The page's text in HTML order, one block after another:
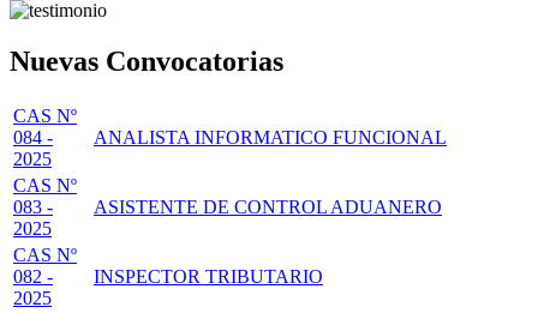
Nuevas Convocatorias
CAS Nº
084 -
2025
ANALISTA INFORMATICO FUNCIONAL
CAS Nº
083 -
2025
ASISTENTE DE CONTROL ADUANERO
CAS Nº
082 -
2025
INSPECTOR TRIBUTARIO